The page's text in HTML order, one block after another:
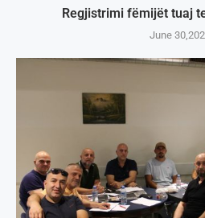
Regjistrimi fëmijët tuaj
June